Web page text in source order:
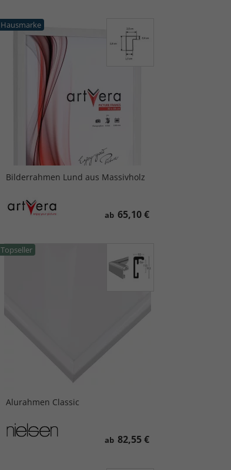
Hausmarke
Bilderrahmen Lund aus Massivholz
ab 65,10 €
Topseller
Alurahmen Classic
ab 82,55 €